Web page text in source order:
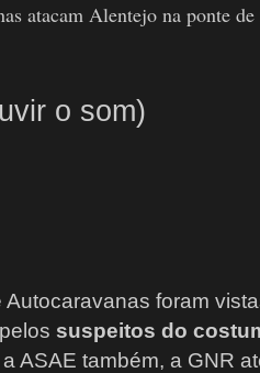
atacam Alentejo na ponte
o som)
foram
suspeitos do
ASAE também, a GNR